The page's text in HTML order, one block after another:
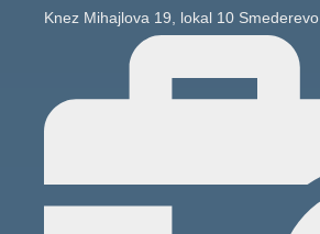
Knez Mihajlova 19, lokal 10 Smederevo